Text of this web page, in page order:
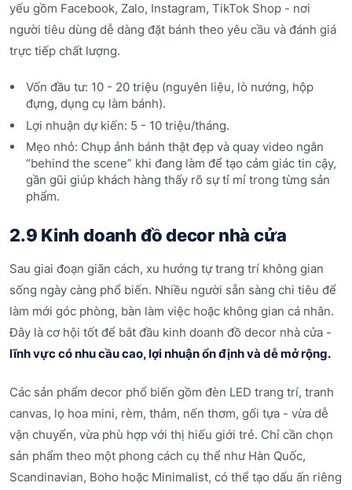
yếu gồm Facebook, Zalo, Instagram, TikTok Shop - nơi
người tiêu dùng dễ dàng đặt bánh theo yêu cầu và đánh giá
trực tiếp chất lượng.
Vốn đầu tư: 10 - 20 triệu (nguyên liệu, lò nướng, hộp
đựng, dụng cụ làm bánh).
Lợi nhuận dự kiến: 5 - 10 triệu/tháng.
Mẹo nhỏ: Chụp ảnh bánh thật đẹp và quay video ngắn
“behind the scene” khi đang làm để tạo cảm giác tin cậy,
gần gũi giúp khách hàng thấy rõ sự tỉ mỉ trong từng sản
phẩm.
2.9 Kinh doanh đồ decor nhà cửa
Sau giai đoạn giãn cách, xu hướng tự trang trí không gian
sống ngày càng phổ biến. Nhiều người sẵn sàng chi tiêu để
làm mới góc phòng, bàn làm việc hoặc không gian cá nhân.
Đây là cơ hội tốt để bắt đầu kinh doanh đồ decor nhà cửa -
lĩnh vực có nhu cầu cao, lợi nhuận ổn định và dễ mở rộng.
Các sản phẩm decor phổ biến gồm đèn LED trang trí, tranh
canvas, lọ hoa mini, rèm, thảm, nến thơm, gối tựa - vừa dễ
vận chuyển, vừa phù hợp với thị hiếu giới trẻ. Chỉ cần chọn
sản phẩm theo một phong cách cụ thể như Hàn Quốc,
Scandinavian, Boho hoặc Minimalist, có thể tạo dấu ấn riêng